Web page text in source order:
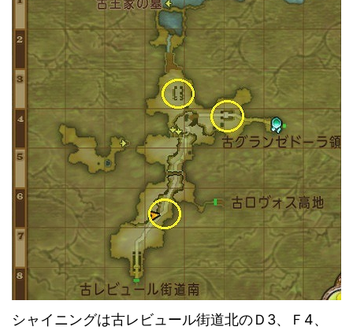
シャイニングは古レビュール街道北のＤ3、Ｆ4、